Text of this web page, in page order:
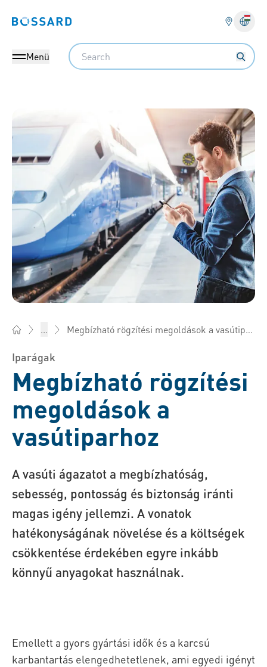
Bossard homepage
Menü
Search
... Megbízható rögzítési megoldások a vasútiparhoz
Iparágak
Megbízható rögzítési
megoldások a
vasútiparhoz
A vasúti ágazatot a megbízhatóság,
sebesség, pontosság és biztonság iránti
magas igény jellemzi. A vonatok
hatékonyságának növelése és a költségek
csökkentése érdekében egyre inkább
könnyű anyagokat használnak.
Emellett a gyors gyártási idők és a karcsú
karbantartás elengedhetetlenek, ami egyedi igényt